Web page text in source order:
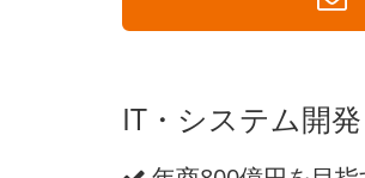
IT・システム開